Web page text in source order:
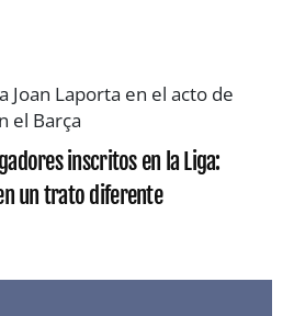
inscritos en la Liga:
un trato diferente